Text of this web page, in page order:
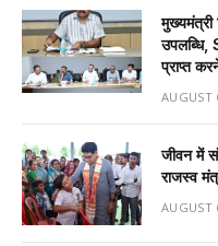
मुख्यमंत्री
उपलब्धि,
प्राप्त
AUGUST
जीवन में
राजस्व
AUGUST